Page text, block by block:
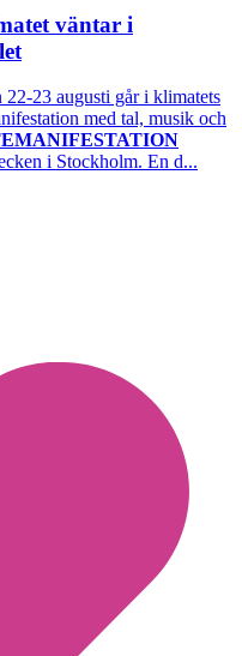
väntar i
22-23 augusti går i klimatets
med tal, musik och
i Stockholm. En d...